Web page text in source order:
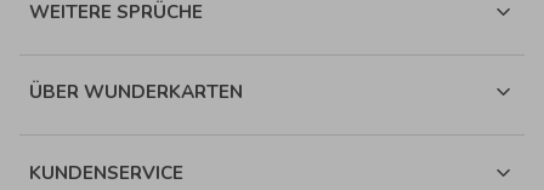
WEITERE SPRÜCHE
ÜBER WUNDERKARTEN
KUNDENSERVICE